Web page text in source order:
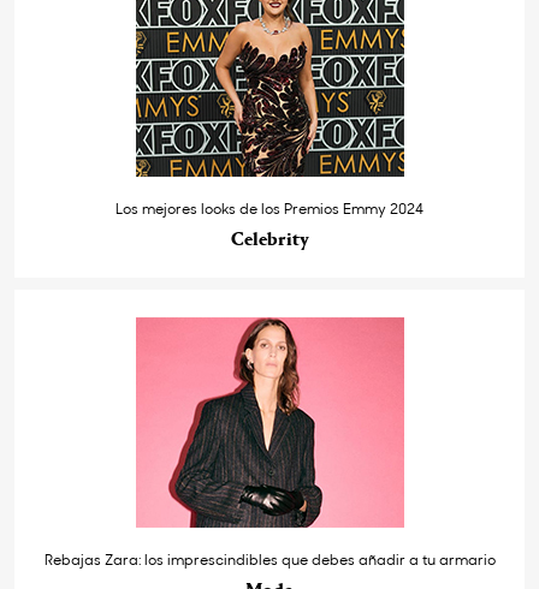
Los mejores looks de los Premios Emmy 2024
Celebrity
Rebajas Zara: los imprescindibles que debes añadir a tu armario